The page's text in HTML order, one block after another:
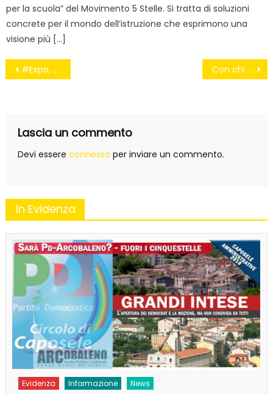
per la scuola” del Movimento 5 Stelle. Si tratta di soluzioni
concrete per il mondo dell’istruzione che esprimono una
visione più […]
Navigazione
#Expo, the final countdown (meno 39 giorni) Con chi è stata la De Girolamo
Lascia un commento
Devi essere connesso per inviare un commento.
In Evidenza
Evidenza Informazione News